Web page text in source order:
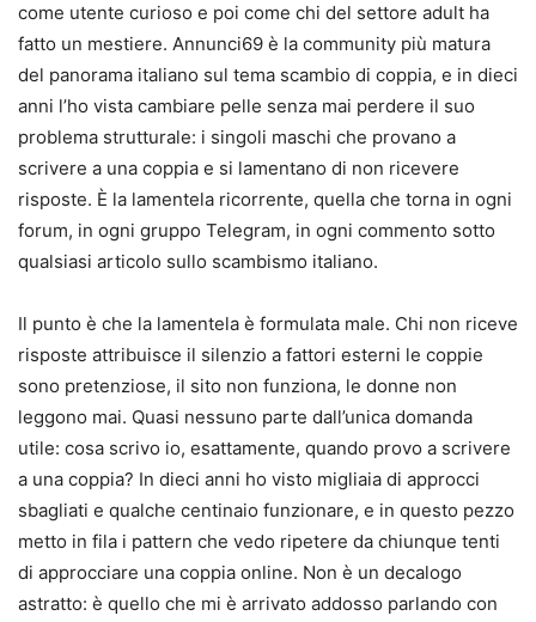
come utente curioso e poi come chi del settore adult ha
fatto un mestiere. Annunci69 è la community più matura
del panorama italiano sul tema scambio di coppia, e in dieci
anni l’ho vista cambiare pelle senza mai perdere il suo
problema strutturale: i singoli maschi che provano a
scrivere a una coppia e si lamentano di non ricevere
risposte. È la lamentela ricorrente, quella che torna in ogni
forum, in ogni gruppo Telegram, in ogni commento sotto
qualsiasi articolo sullo scambismo italiano.
Il punto è che la lamentela è formulata male. Chi non riceve
risposte attribuisce il silenzio a fattori esterni le coppie
sono pretenziose, il sito non funziona, le donne non
leggono mai. Quasi nessuno parte dall’unica domanda
utile: cosa scrivo io, esattamente, quando provo a scrivere
a una coppia? In dieci anni ho visto migliaia di approcci
sbagliati e qualche centinaio funzionare, e in questo pezzo
metto in fila i pattern che vedo ripetere da chiunque tenti
di approcciare una coppia online. Non è un decalogo
astratto: è quello che mi è arrivato addosso parlando con